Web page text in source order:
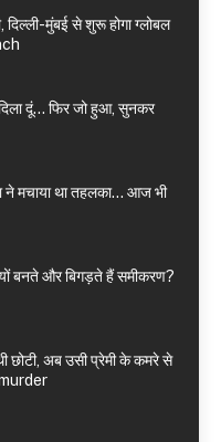
दिल्ली-मुंबई से शुरू होगा ग्लोबल
दिला दूं… फिर जो हुआ, सुनकर
मचाया था तहलका… आज भी
बनते और बिगड़ते हैं समीकरण?
छोटी, अब उसी प्रेमी के कमरे से